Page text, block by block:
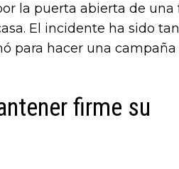
la puerta abierta de una
El incidente ha sido
para hacer una campaña
firme su